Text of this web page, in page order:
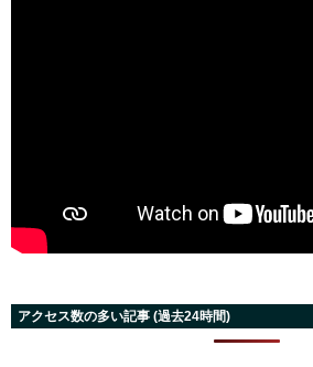
アクセス数の多い記事 (過去24時間)